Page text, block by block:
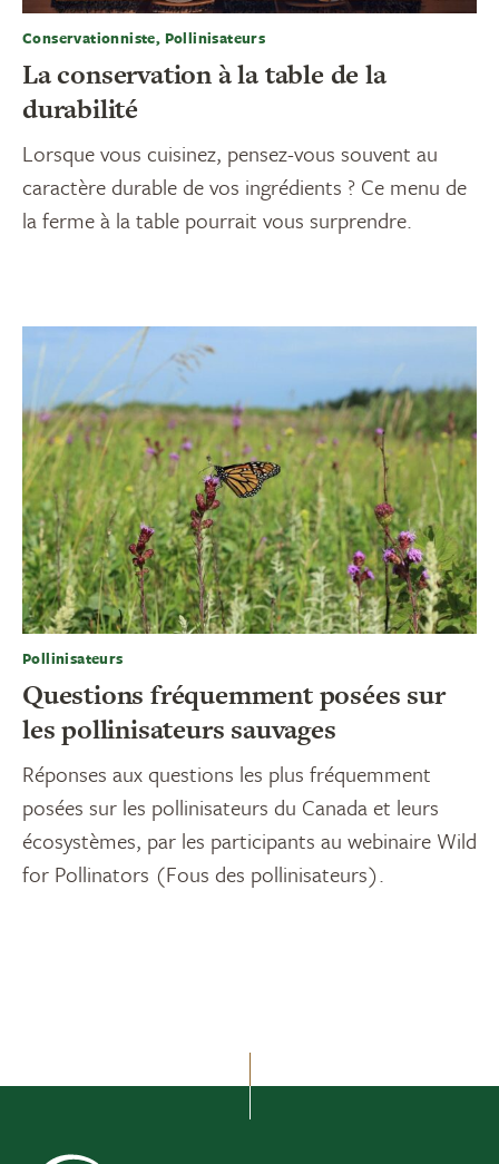
Conservationniste, Pollinisateurs
La conservation à la table de la
durabilité
Lorsque vous cuisinez, pensez-vous souvent au
caractère durable de vos ingrédients ? Ce menu de
la ferme à la table pourrait vous surprendre.
Pollinisateurs
Questions fréquemment posées sur
les pollinisateurs sauvages
Réponses aux questions les plus fréquemment
posées sur les pollinisateurs du Canada et leurs
écosystèmes, par les participants au webinaire Wild
for Pollinators (Fous des pollinisateurs).